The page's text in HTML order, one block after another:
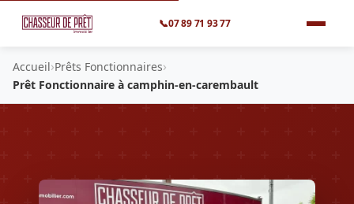
📞07 89 71 93 77
Accueil›Prêts Fonctionnaires›
Prêt Fonctionnaire à camphin-en-carembault